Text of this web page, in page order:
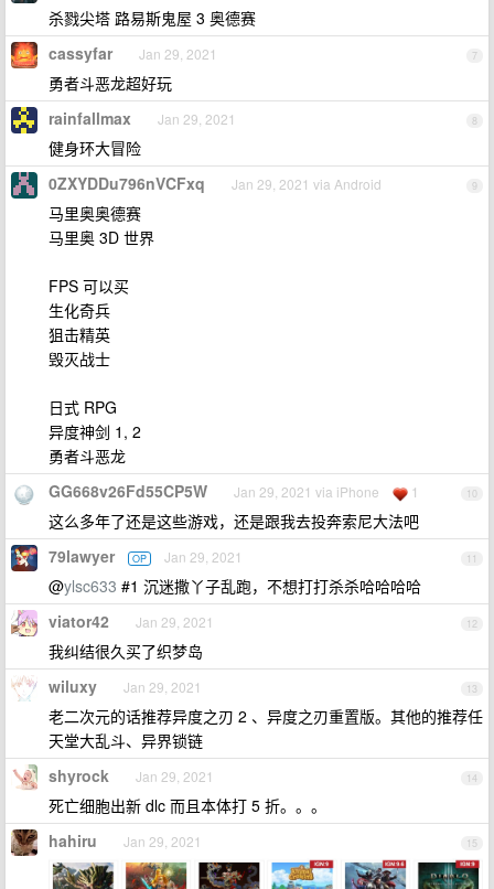
杀戮尖塔 路易斯鬼屋 3 奥德赛
7
cassyfar Jan 29, 2021
勇者斗恶龙超好玩
8
rainfallmax Jan 29, 2021
健身环大冒险
9
0ZXYDDu796nVCFxq Jan 29, 2021 via Android
马里奥奥德赛
马里奥 3D 世界
FPS 可以买
生化奇兵
狙击精英
毁灭战士
日式 RPG
异度神剑 1, 2
勇者斗恶龙
10
GG668v26Fd55CP5W Jan 29, 2021 via iPhone 1
这么多年了还是这些游戏，还是跟我去投奔索尼大法吧
11
79lawyer OP Jan 29, 2021
@ylsc633 #1 沉迷撒丫子乱跑，不想打打杀杀哈哈哈哈
12
viator42 Jan 29, 2021
我纠结很久买了织梦岛
13
wiluxy Jan 29, 2021
老二次元的话推荐异度之刃 2 、异度之刃重置版。其他的推荐任
天堂大乱斗、异界锁链
14
shyrock Jan 29, 2021
死亡细胞出新 dlc 而且本体打 5 折。。。
15
hahiru Jan 29, 2021